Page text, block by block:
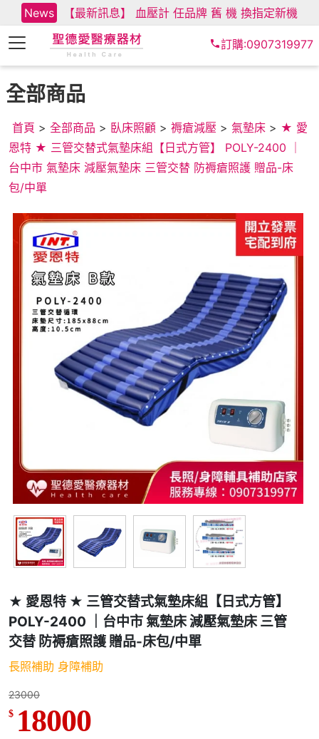
News 【最新訊息】 血壓計 任品牌 舊 機 換指定新機
訂購:0907319977
全部商品
首頁 > 全部商品 > 臥床照顧 > 褥瘡減壓 > 氣墊床 > ★ 愛
恩特 ★ 三管交替式氣墊床組【日式方管】 POLY-2400 ｜
台中市 氣墊床 減壓氣墊床 三管交替 防褥瘡照護 贈品-床
包/中單
★ 愛恩特 ★ 三管交替式氣墊床組【日式方管】
POLY-2400 ｜台中市 氣墊床 減壓氣墊床 三管
交替 防褥瘡照護 贈品-床包/中單
長照補助 身障補助
23000
$ 18000